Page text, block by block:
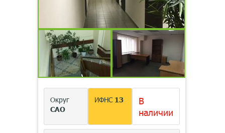
Округ
САО
ИФНС 13
В
наличии